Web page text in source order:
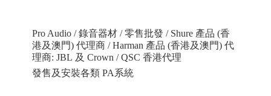
Pro Audio / 錄音器材 / 零售批發 / Shure 產品 (香
港及澳門) 代理商 / Harman 產品 (香港及澳門) 代
理商: JBL 及 Crown / QSC 香港代理
發售及安裝各類 PA系統